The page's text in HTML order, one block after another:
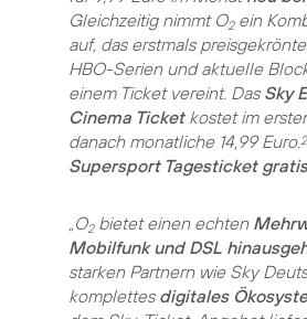
Gleichzeitig nimmt O2ein
auf, das erstmals
HBO-Serien und aktuelle
einem Ticket vereint. Das Sky
Cinema Ticketkostet im
danach monatliche 14,99 Euro.2
Supersport Tagesticket gratis
„O2bietet einen echten
Mobilfunk und DSL
starken Partnern wie Sky
komplettes digitales